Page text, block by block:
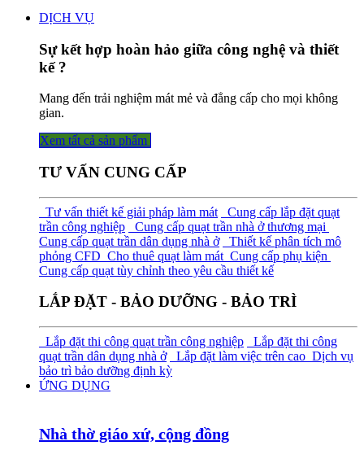
DỊCH VỤ
Sự kết hợp hoàn hảo giữa công nghệ và thiết
kế ?
Mang đến trải nghiệm mát mẻ và đẳng cấp cho mọi không
gian.
Xem tất cả sả​​​​n phẩm
TƯ VẤN CUNG CẤP
Tư vấn thiết kế giải pháp làm mát
Cung cấp lắp đặt quạt
trần công nghiệp
Cung cấp quạt trần nhà ở thương mại
Cung cấp quạt trần dân dụng nhà ở
Thiết kế phân tích mô
phỏng CFD Cho thuê quạt làm mát Cung cấp phụ kiện
Cung cấp quạt tùy chỉnh theo yêu cầu thiết kế
LẮP ĐẶT - BẢO DƯỠNG - BẢO TRÌ
Lắp đặt thi công quạt trần công nghiệp
Lắp đặt thi công
quạt trần dân dụng nhà ở
Lắp đặt làm việc trên cao Dịch vụ
bảo trì bảo dưỡng định kỳ
ỨNG DỤNG
Nhà thờ giáo xứ, cộng đồng